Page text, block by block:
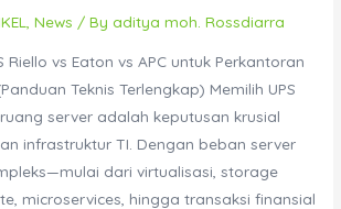
,News / Byaditya moh. Rossdiarra
Riello vs Eaton vs APC untuk Perkantoran
Teknis Terlengkap) Memilih UPS
server adalah keputusan krusial
infrastruktur TI. Dengan beban server
dari virtualisasi, storage
microservices, hingga transaksi finansial